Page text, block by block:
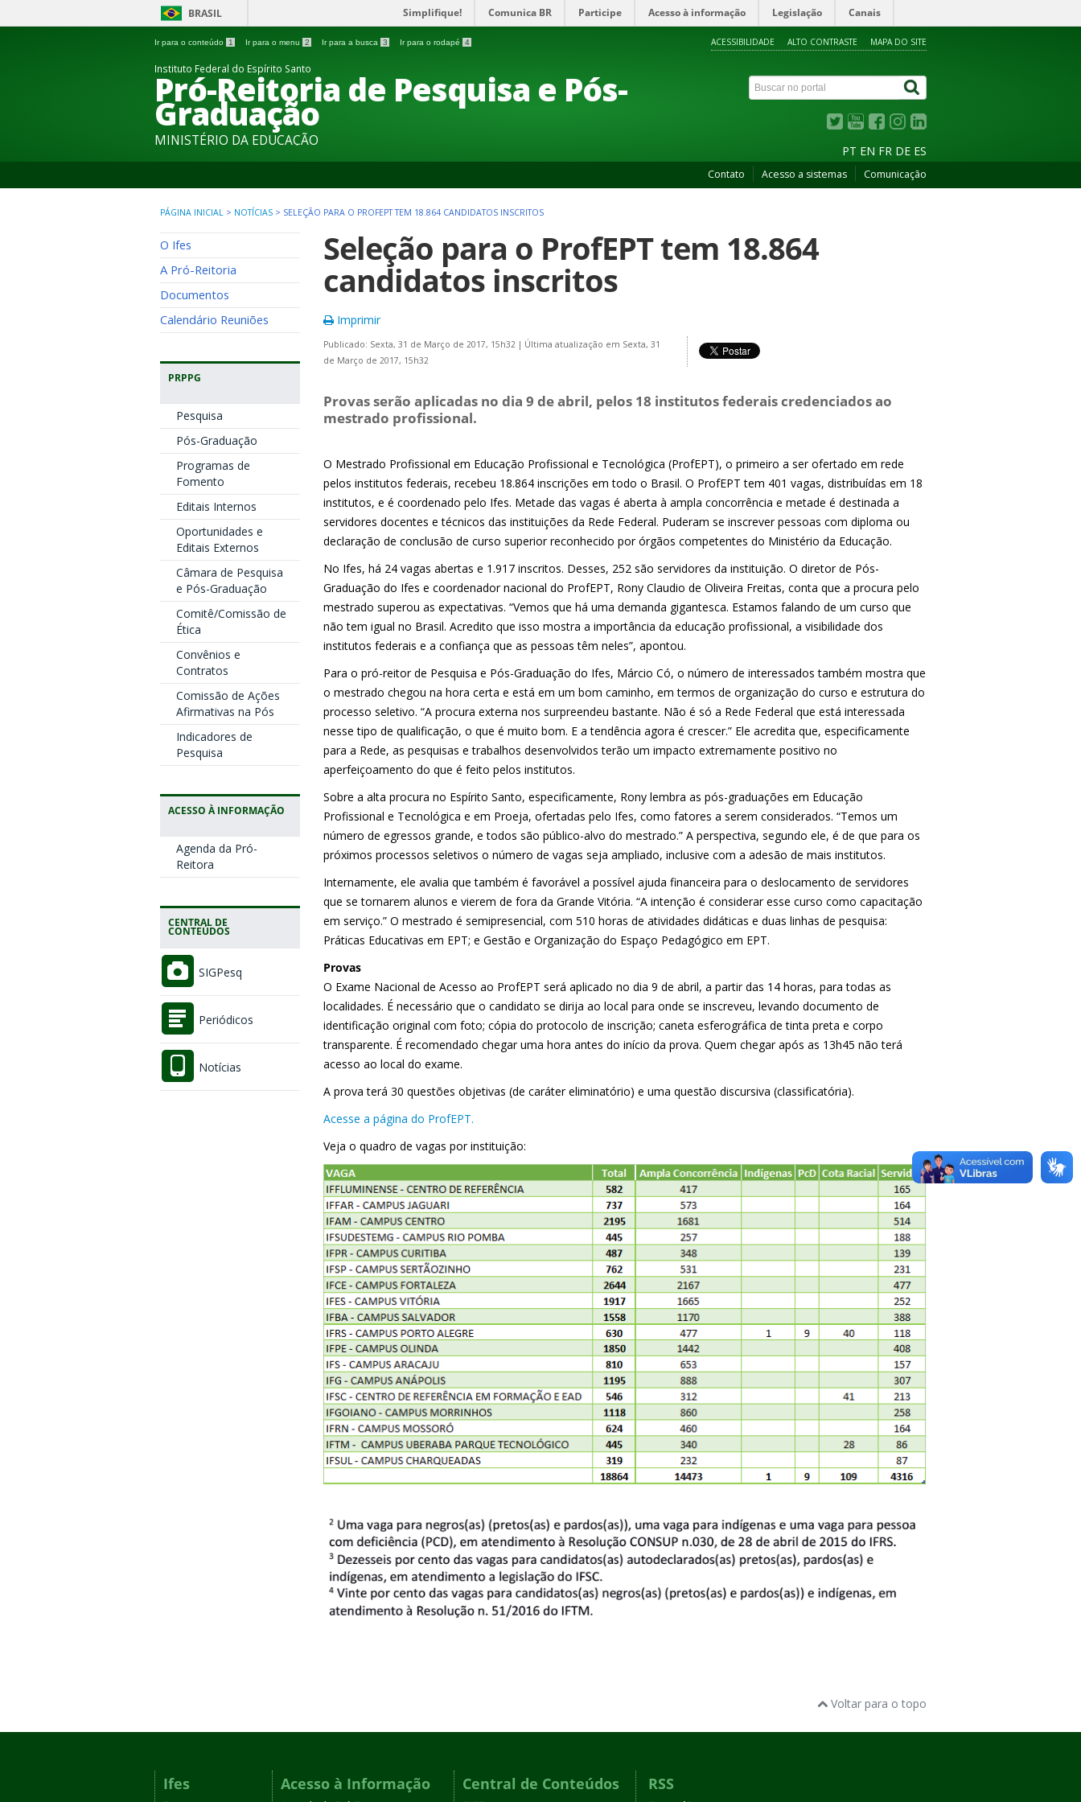
BRASIL Simplifique! Comunica BR Participe Acesso à informação Legislação Canais
Ir para o conteúdo 1 Ir para o menu 2 Ir para a busca 3 Ir para o rodapé 4 ACESSIBILIDADE ALTO CONTRASTE MAPA DO SITE
Instituto Federal do Espírito Santo
Pró-Reitoria de Pesquisa e Pós-
Graduação
MINISTÉRIO DA EDUCAÇÃO
PT EN FR DE ES
Contato Acesso a sistemas Comunicação
PÁGINA INICIAL > NOTÍCIAS > SELEÇÃO PARA O PROFEPT TEM 18.864 CANDIDATOS INSCRITOS
O Ifes
A Pró-Reitoria
Documentos
Calendário Reuniões
PRPPG
Pesquisa
Pós-Graduação
Programas de
Fomento
Editais Internos
Oportunidades e
Editais Externos
Câmara de Pesquisa
e Pós-Graduação
Comitê/Comissão de
Ética
Convênios e
Contratos
Comissão de Ações
Afirmativas na Pós
Indicadores de
Pesquisa
ACESSO À INFORMAÇÃO
Agenda da Pró-
Reitora
CENTRAL DE
CONTEÚDOS
SIGPesq
Periódicos
Notícias
Seleção para o ProfEPT tem 18.864
candidatos inscritos
Imprimir
Publicado: Sexta, 31 de Março de 2017, 15h32 | Última atualização em Sexta, 31
de Março de 2017, 15h32
Provas serão aplicadas no dia 9 de abril, pelos 18 institutos federais credenciados ao
mestrado profissional.
O Mestrado Profissional em Educação Profissional e Tecnológica (ProfEPT), o primeiro a ser ofertado em rede
pelos institutos federais, recebeu 18.864 inscrições em todo o Brasil. O ProfEPT tem 401 vagas, distribuídas em 18
institutos, e é coordenado pelo Ifes. Metade das vagas é aberta à ampla concorrência e metade é destinada a
servidores docentes e técnicos das instituições da Rede Federal. Puderam se inscrever pessoas com diploma ou
declaração de conclusão de curso superior reconhecido por órgãos competentes do Ministério da Educação.
No Ifes, há 24 vagas abertas e 1.917 inscritos. Desses, 252 são servidores da instituição. O diretor de Pós-
Graduação do Ifes e coordenador nacional do ProfEPT, Rony Claudio de Oliveira Freitas, conta que a procura pelo
mestrado superou as expectativas. “Vemos que há uma demanda gigantesca. Estamos falando de um curso que
não tem igual no Brasil. Acredito que isso mostra a importância da educação profissional, a visibilidade dos
institutos federais e a confiança que as pessoas têm neles”, apontou.
Para o pró-reitor de Pesquisa e Pós-Graduação do Ifes, Márcio Có, o número de interessados também mostra que
o mestrado chegou na hora certa e está em um bom caminho, em termos de organização do curso e estrutura do
processo seletivo. “A procura externa nos surpreendeu bastante. Não é só a Rede Federal que está interessada
nesse tipo de qualificação, o que é muito bom. E a tendência agora é crescer.” Ele acredita que, especificamente
para a Rede, as pesquisas e trabalhos desenvolvidos terão um impacto extremamente positivo no
aperfeiçoamento do que é feito pelos institutos.
Sobre a alta procura no Espírito Santo, especificamente, Rony lembra as pós-graduações em Educação
Profissional e Tecnológica e em Proeja, ofertadas pelo Ifes, como fatores a serem considerados. “Temos um
número de egressos grande, e todos são público-alvo do mestrado.” A perspectiva, segundo ele, é de que para os
próximos processos seletivos o número de vagas seja ampliado, inclusive com a adesão de mais institutos.
Internamente, ele avalia que também é favorável a possível ajuda financeira para o deslocamento de servidores
que se tornarem alunos e vierem de fora da Grande Vitória. “A intenção é considerar esse curso como capacitação
em serviço.” O mestrado é semipresencial, com 510 horas de atividades didáticas e duas linhas de pesquisa:
Práticas Educativas em EPT; e Gestão e Organização do Espaço Pedagógico em EPT.
Provas
O Exame Nacional de Acesso ao ProfEPT será aplicado no dia 9 de abril, a partir das 14 horas, para todas as
localidades. É necessário que o candidato se dirija ao local para onde se inscreveu, levando documento de
identificação original com foto; cópia do protocolo de inscrição; caneta esferográfica de tinta preta e corpo
transparente. É recomendado chegar uma hora antes do início da prova. Quem chegar após as 13h45 não terá
acesso ao local do exame.
A prova terá 30 questões objetivas (de caráter eliminatório) e uma questão discursiva (classificatória).
Acesse a página do ProfEPT.
Veja o quadro de vagas por instituição:
Voltar para o topo
Ifes Acesso à Informação Central de Conteúdos RSS